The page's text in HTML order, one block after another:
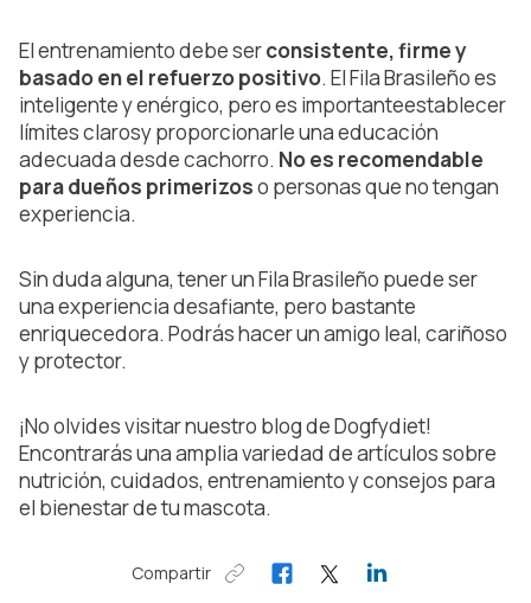
El entrenamiento debe serconsistente, firme y
basado en el refuerzo positivo. El Fila Brasileño es
inteligente y enérgico, pero es importanteestablecer
límites clarosy proporcionarle una educación
adecuada desde cachorro. No es recomendable
para dueños primerizoso personas que no tengan
experiencia.
Sin duda alguna, tener un Fila Brasileño puede ser
una experiencia desafiante, pero bastante
enriquecedora. Podrás hacer un amigo leal, cariñoso
y protector.
¡No olvides visitar nuestro blog de Dogfydiet!
Encontrarás una amplia variedad de artículos sobre
nutrición, cuidados, entrenamiento y consejos para
el bienestar de tu mascota.
Compartir